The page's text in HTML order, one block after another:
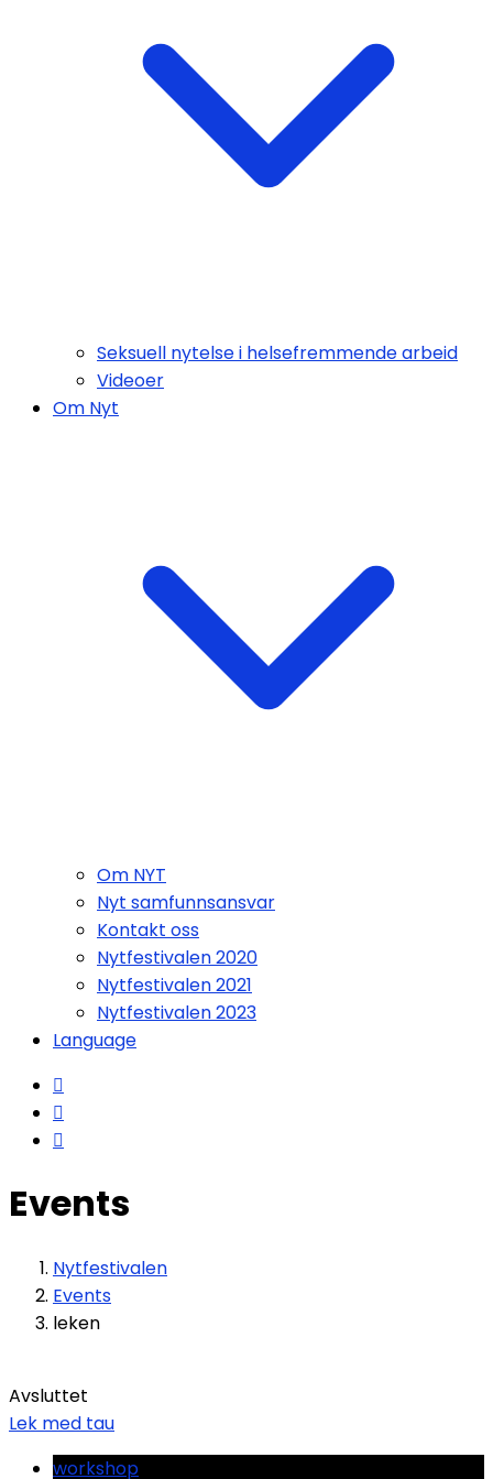
Seksuell nytelse i helsefremmende arbeid
Videoer
Om Nyt
Om NYT
Nyt samfunnsansvar
Kontakt oss
Nytfestivalen 2020
Nytfestivalen 2021
Nytfestivalen 2023
Language
Events
Nytfestivalen
Events
leken
Avsluttet
Lek med tau
workshop